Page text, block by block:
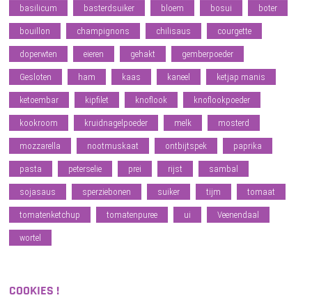
basilicum basterdsuiker bloem bosui boter
bouillon champignons chilisaus courgette
doperwten eieren gehakt gemberpoeder
Gesloten ham kaas kaneel ketjap manis
ketoembar kipfilet knoflook knoflookpoeder
kookroom kruidnagelpoeder melk mosterd
mozzarella nootmuskaat ontbijtspek paprika
pasta peterselie prei rijst sambal
sojasaus sperziebonen suiker tijm tomaat
tomatenketchup tomatenpuree ui Veenendaal
wortel
COOKIES !